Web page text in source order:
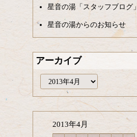
星音の湯「スタッフブログ」
星音の湯からのお知らせ
アーカイブ
ー
カ
イ
2013年4月